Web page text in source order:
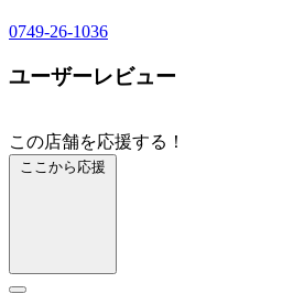
0749-26-1036
ユーザーレビュー
この店舗を応援する！
ここから応援